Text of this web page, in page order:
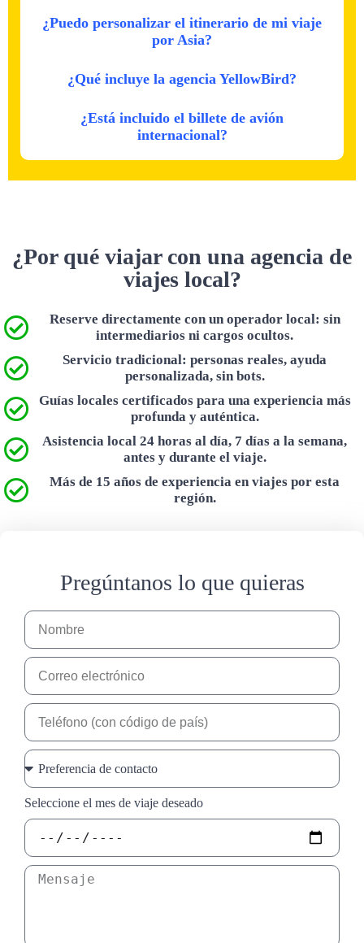
¿Puedo personalizar el itinerario de mi viaje
por Asia?
¿Qué incluye la agencia YellowBird?
¿Está incluido el billete de avión
internacional?
¿Por qué viajar con una agencia de
viajes local?
Reserve directamente con un operador local: sin
intermediarios ni cargos ocultos.
Servicio tradicional: personas reales, ayuda
personalizada, sin bots.
Guías locales certificados para una experiencia más
profunda y auténtica.
Asistencia local 24 horas al día, 7 días a la semana,
antes y durante el viaje.
Más de 15 años de experiencia en viajes por esta
región.
Pregúntanos lo que quieras
Seleccione el mes de viaje deseado